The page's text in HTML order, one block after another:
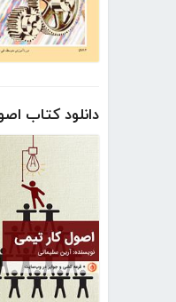
دانلود کتاب